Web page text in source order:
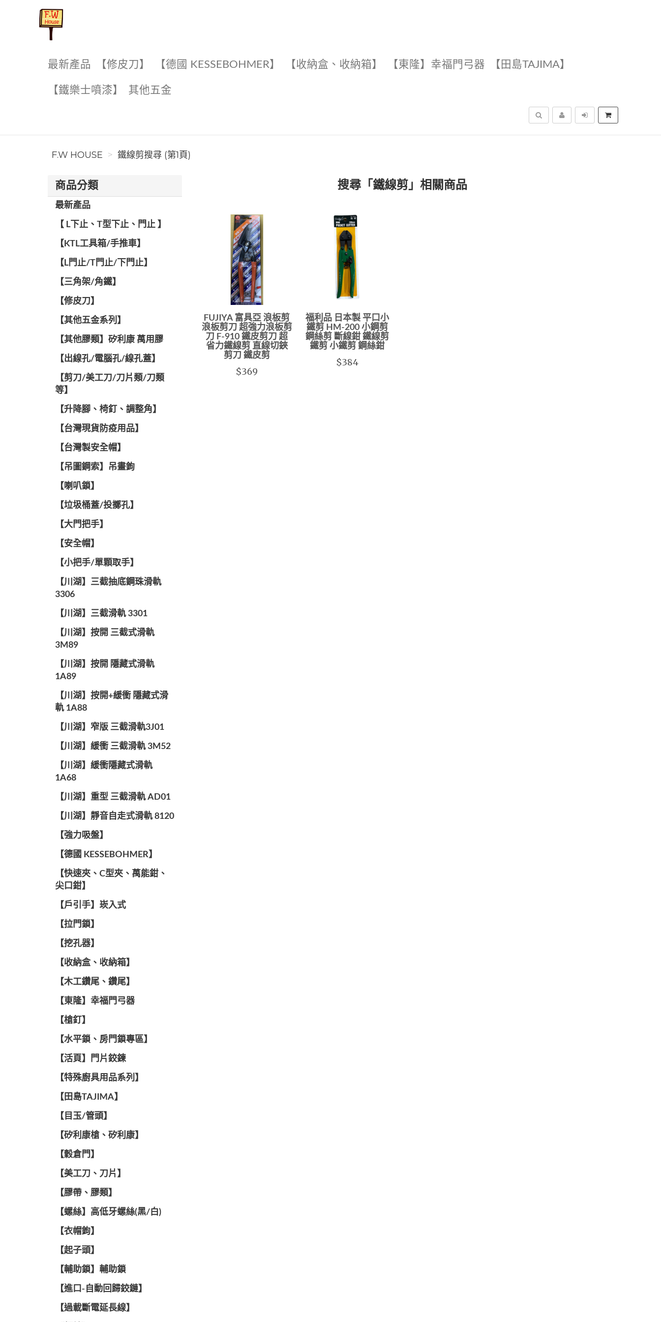
最新產品 【修皮刀】 【德國 KESSEBOHMER】 【收納盒、收納箱】 【東隆】幸福門弓器 【田島TAJIMA】
【鐵樂士噴漆】 其他五金
搜尋
F.W HOUSE 鐵線剪搜尋 (第1頁)
商品分類
最新產品
【 L下止、T型下止、門止 】
【KTL工具箱/手推車】
【L門止/T門止/下門止】
【三角架/角鐵】
【修皮刀】
【其他五金系列】
【其他膠類】矽利康 萬用膠
【出線孔/電腦孔/線孔蓋】
【剪刀/美工刀/刀片類/刀類
等】
【升降腳、椅釘、調整角】
【台灣現貨防疫用品】
【台灣製安全帽】
【吊圖鋼索】吊畫鉤
【喇叭鎖】
【垃圾桶蓋/投擲孔】
【大門把手】
【安全帽】
【小把手/單顆取手】
【川湖】三截抽底鋼珠滑軌
3306
【川湖】三截滑軌 3301
【川湖】按開 三截式滑軌
3M89
【川湖】按開 隱藏式滑軌
1A89
【川湖】按開+緩衝 隱藏式滑
軌 1A88
【川湖】窄版 三截滑軌3J01
【川湖】緩衝 三截滑軌 3M52
【川湖】緩衝隱藏式滑軌
1A68
【川湖】重型 三截滑軌 AD01
【川湖】靜音自走式滑軌 8120
【強力吸盤】
【德國 KESSEBOHMER】
【快速夾、C型夾、萬能鉗、
尖口鉗】
【戶引手】崁入式
【拉門鎖】
【挖孔器】
【收納盒、收納箱】
【木工鑽尾、鑽尾】
【東隆】幸福門弓器
【槍釘】
【水平鎖、房門鎖專區】
【活頁】門片鉸鍊
【特殊廚具用品系列】
【田島TAJIMA】
【目玉/管頭】
【矽利康槍、矽利康】
【穀倉門】
【美工刀、刀片】
【膠帶、膠類】
【螺絲】高低牙螺絲(黑/白)
【衣帽鉤】
【起子頭】
【輔助鎖】輔助鎖
【進口-自動回歸鉸鏈】
【過載斷電延長線】
搜尋「鐵線剪」相關商品
FUJIYA 富具亞 浪板剪
浪板剪刀 超強力浪板剪
刀 F-910 鐵皮剪刀 超
省力鐵線剪 直線切鋏
剪刀 鐵皮剪
$369
福利品 日本製 平口小
鐵剪 HM-200 小鋼剪
鋼絲剪 斷線鉗 鐵線剪
鐵剪 小鐵剪 鋼絲鉗
$384